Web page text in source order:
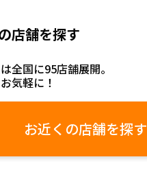
店舗を探す
全国に95店舗展開。
気軽に！
お近くの店舗を探す